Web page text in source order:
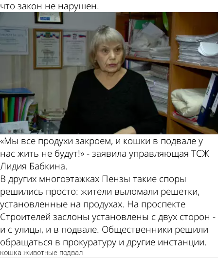
что закон не нарушен.
«Мы все продухи закроем, и кошки в подвале у
нас жить не будут!» - заявила управляющая ТСЖ
Лидия Бабкина.
В других многоэтажках Пензы такие споры
решились просто: жители выломали решетки,
установленные на продухах. На проспекте
Строителей заслоны установлены с двух сторон -
и с улицы, и в подвале. Общественники решили
обращаться в прокуратуру и другие инстанции.
кошка животные подвал